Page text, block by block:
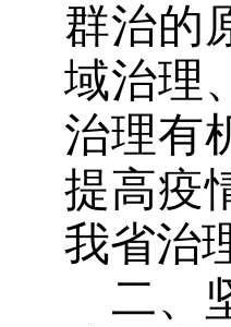
群治的
域治理
治理有
提高疫
我省治
二、